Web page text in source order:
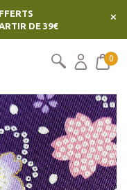
DE 39€
×
0